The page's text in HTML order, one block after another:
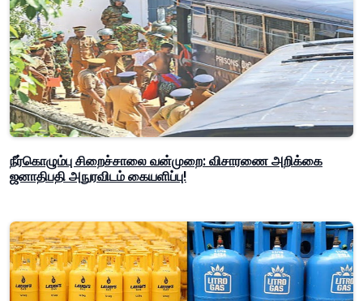
நீர்கொழும்பு சிறைச்சாலை வன்முறை: விசாரணை அறிக்கை
ஜனாதிபதி அநுரவிடம் கையளிப்பு!